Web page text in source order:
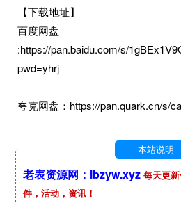
【下载地址】
百度网盘
:https://pan.baidu.com/s/
pwd=yhrj
夸克网盘：https://pan.quark.cn/s/
本站说明
老表资源网：lbzyw.xyz 每天更
件，活动，资讯！